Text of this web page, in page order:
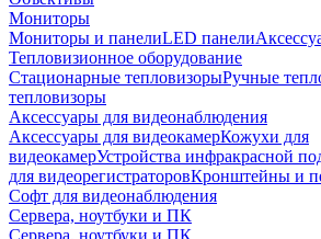
Мониторы
Мониторы и панелиLED панели
Тепловизионное оборудование
Стационарные тепловизорыРучные
тепловизоры
Аксессуары для видеонаблюдения
Аксессуары для видеокамерКожухи для
видеокамерУстройства инфракрасной
для видеорегистраторовКронштейны и
Софт для видеонаблюдения
Сервера, ноутбуки и ПК
Сервера, ноутбуки и ПК